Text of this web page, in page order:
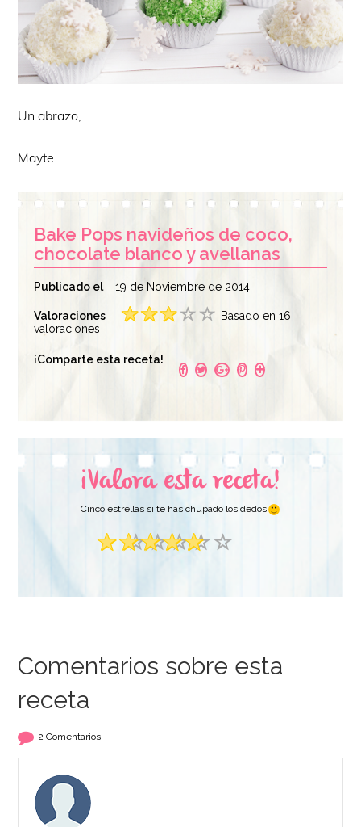
Un abrazo,
Mayte
Bake Pops navideños de coco,
chocolate blanco y avellanas
Publicado el 19 de Noviembre de 2014
Valoraciones
Basado en 16
valoraciones
¡Comparte esta receta!
¡Valora esta receta!
Cinco estrellas si te has chupado los dedos
Comentarios sobre esta
receta
2 Comentarios